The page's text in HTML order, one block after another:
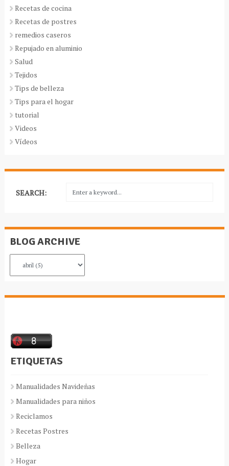
Recetas de cocina
Recetas de postres
remedios caseros
Repujado en aluminio
Salud
Tejidos
Tips de belleza
Tips para el hogar
tutorial
Videos
Vídeos
SEARCH:
BLOG ARCHIVE
ETIQUETAS
Manualidades Navideñas
Manualidades para niños
Reciclamos
Recetas Postres
Belleza
Hogar